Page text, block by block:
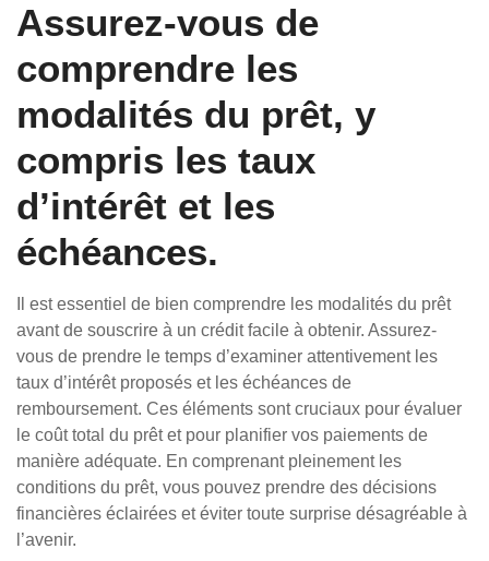
Assurez-vous de
comprendre les
modalités du prêt, y
compris les taux
d’intérêt et les
échéances.
Il est essentiel de bien comprendre les modalités du prêt
avant de souscrire à un crédit facile à obtenir. Assurez-
vous de prendre le temps d’examiner attentivement les
taux d’intérêt proposés et les échéances de
remboursement. Ces éléments sont cruciaux pour évaluer
le coût total du prêt et pour planifier vos paiements de
manière adéquate. En comprenant pleinement les
conditions du prêt, vous pouvez prendre des décisions
financières éclairées et éviter toute surprise désagréable à
l’avenir.